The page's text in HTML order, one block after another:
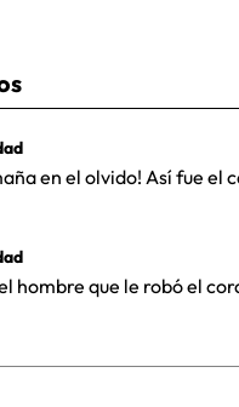
en el olvido! Así fue
hombre que le robó el